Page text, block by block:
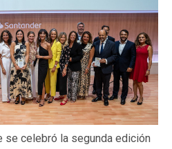
se celebró la segunda edición